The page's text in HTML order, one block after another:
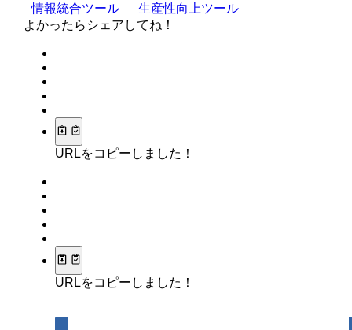
情報統合ツール
生産性向上ツール
よかったらシェアしてね！
URLをコピーしました！
URLをコピーしました！